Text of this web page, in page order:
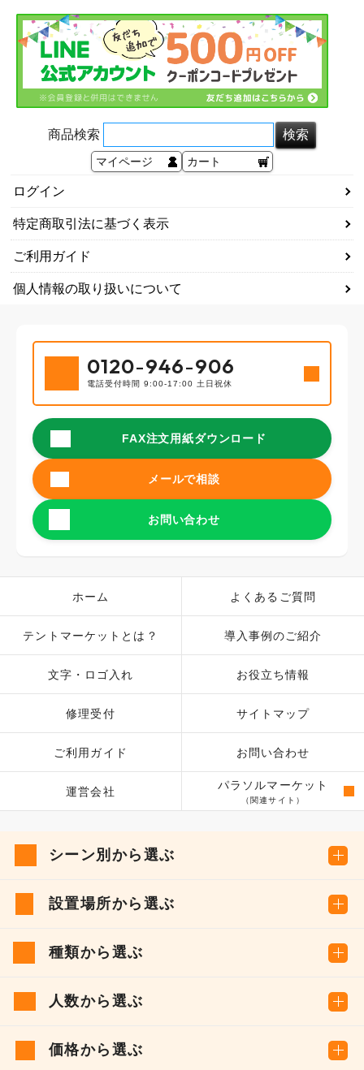
商品検索
マイページ カート
ログイン
特定商取引法に基づく表示
ご利用ガイド
個人情報の取り扱いについて
0120-946-906
電話受付時間 9:00-17:00 土日祝休
FAX注文用紙ダウンロード
メールで相談
お問い合わせ
ホーム
テントマーケットとは？
文字・ロゴ入れ
修理受付
ご利用ガイド
運営会社
よくあるご質問
導入事例のご紹介
お役立ち情報
サイトマップ
お問い合わせ
パラソルマーケット
（関連サイト）
シーン別から選ぶ
設置場所から選ぶ
種類から選ぶ
人数から選ぶ
価格から選ぶ